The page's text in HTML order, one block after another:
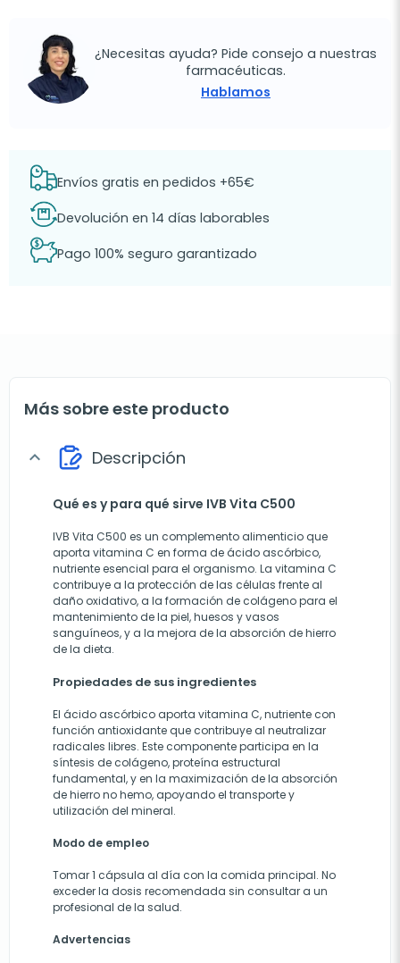
¿Necesitas ayuda? Pide consejo a nuestras
farmacéuticas.
Hablamos
Envíos gratis en pedidos +65€
Devolución en 14 días laborables
Pago 100% seguro garantizado
Más sobre este producto
expand_more Descripción
Qué es y para qué sirve IVB Vita C500
IVB Vita C500 es un complemento alimenticio que
aporta vitamina C en forma de ácido ascórbico,
nutriente esencial para el organismo. La vitamina C
contribuye a la protección de las células frente al
daño oxidativo, a la formación de colágeno para el
mantenimiento de la piel, huesos y vasos
sanguíneos, y a la mejora de la absorción de hierro
de la dieta.
Propiedades de sus ingredientes
El ácido ascórbico aporta vitamina C, nutriente con
función antioxidante que contribuye al neutralizar
radicales libres. Este componente participa en la
síntesis de colágeno, proteína estructural
fundamental, y en la maximización de la absorción
de hierro no hemo, apoyando el transporte y
utilización del mineral.
Modo de empleo
Tomar 1 cápsula al día con la comida principal. No
exceder la dosis recomendada sin consultar a un
profesional de la salud.
Advertencias